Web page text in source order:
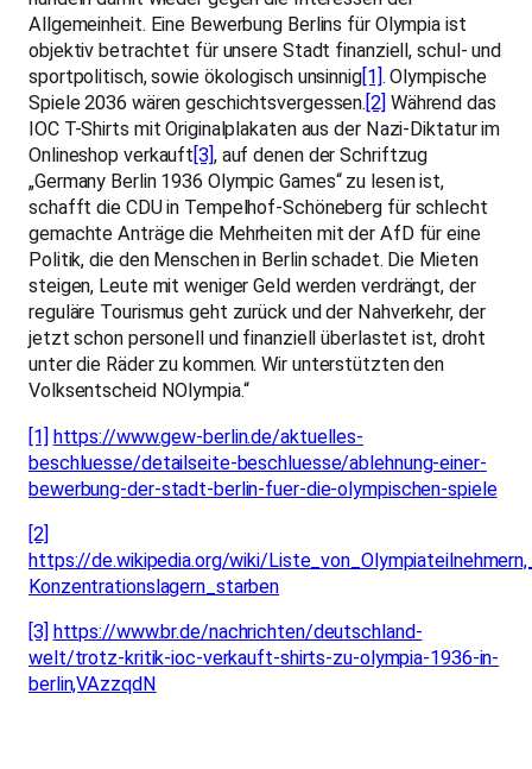
Allgemeinheit. Eine Bewerbung Berlins für Olympia ist
objektiv betrachtet für unsere Stadt finanziell, schul- und
sportpolitisch, sowie ökologisch unsinnig[1] . Olympische
Spiele 2036 wären geschichtsvergessen. [2] Während das
IOC T-Shirts mit Originalplakaten aus der Nazi-Diktatur im
Onlineshop verkauft [3] , auf denen der Schriftzug
„Germany Berlin 1936 Olympic Games“ zu lesen ist,
schafft die CDU in Tempelhof-Schöneberg für schlecht
gemachte Anträge die Mehrheiten mit der AfD für eine
Politik, die den Menschen in Berlin schadet. Die Mieten
steigen, Leute mit weniger Geld werden verdrängt, der
reguläre Tourismus geht zurück und der Nahverkehr, der
jetzt schon personell und finanziell überlastet ist, droht
unter die Räder zu kommen. Wir unterstützten den
Volksentscheid NOlympia.“
[1] https://www.gew-berlin.de/aktuelles-
beschluesse/detailseite-beschluesse/ablehnung-einer-
bewerbung-der-stadt-berlin-fuer-die-olympischen-spiele
[2]
https://de.wikipedia.org/wiki/
Konzentrationslagern_starben
[3] https://www.br.de/nachrichten/deutschland-
welt/trotz-kritik-ioc-verkauft-shirts-zu-olympia-1936-in-
berlin,VAzzqdN